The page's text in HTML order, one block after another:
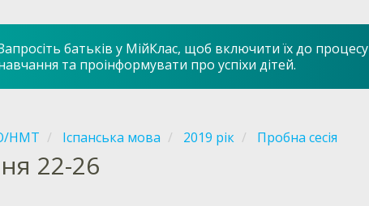
батьків у МійКлас, щоб включити їх до процесу
та проінформувати про успіхи дітей.
НМТ Іспанська мова 2019 рік Пробна сесія
22-26